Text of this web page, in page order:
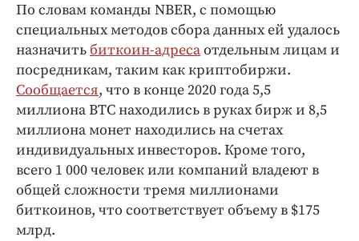
По словам команды NBER, с помощью
специальных методов сбора данных ей удалось
назначить биткоин-адресаотдельным лицам и
посредникам, таким как криптобиржи.
Сообщается, что в конце 2020 года 5,5
миллиона BTC находились в руках бирж и 8,5
миллиона монет находились на счетах
индивидуальных инвесторов. Кроме того,
всего 1 000 человек или компаний владеют в
общей сложности тремя миллионами
биткоинов, что соответствует объему в $175
млрд.